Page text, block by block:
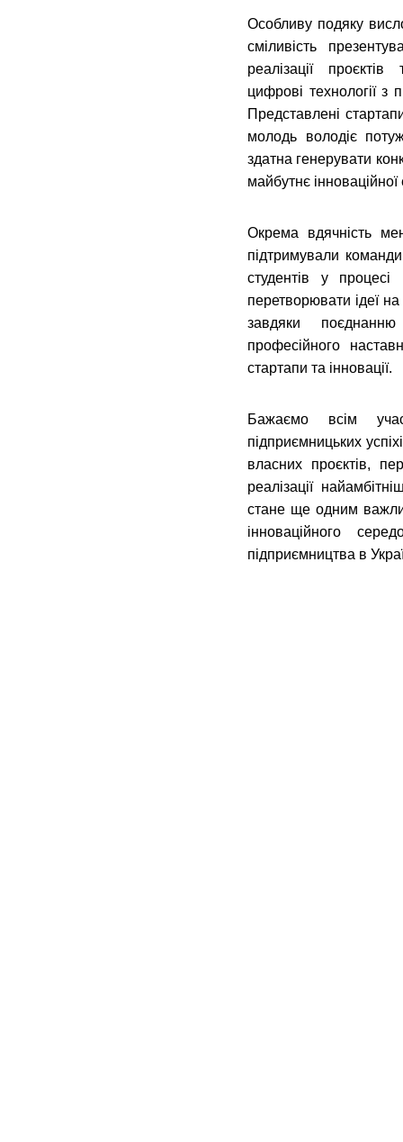
Особливу подяку
сміливість
реалізації
цифрові технології з
Представлені
молодь володіє
здатна генерувати
майбутнє
Окрема вдячність
підтримували
студентів у
перетворювати ідеї
завдяки поєднанню
професійного
стартапи та інновації.
Бажаємо всім
підприємницьких
власних проєктів,
реалізації
стане ще одним
інноваційного
підприємництва в